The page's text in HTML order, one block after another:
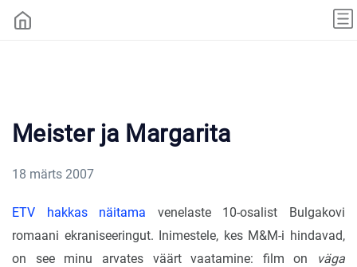
Meister ja Margarita
18 märts 2007
ETV hakkas näitama venelaste 10-osalist Bulgakovi
romaani ekraniseeringut. Inimestele, kes M&M-i hindavad,
on see minu arvates väärt vaatamine: film on
väga